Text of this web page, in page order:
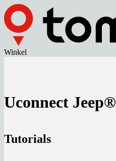
Winkel
Uconnect Jeep®
Tutorials